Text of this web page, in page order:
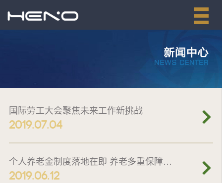
国际劳工大会聚焦未来工作新挑战
2019.07.04
个人养老金制度落地在即 养老多重保障渐近
2019.06.12